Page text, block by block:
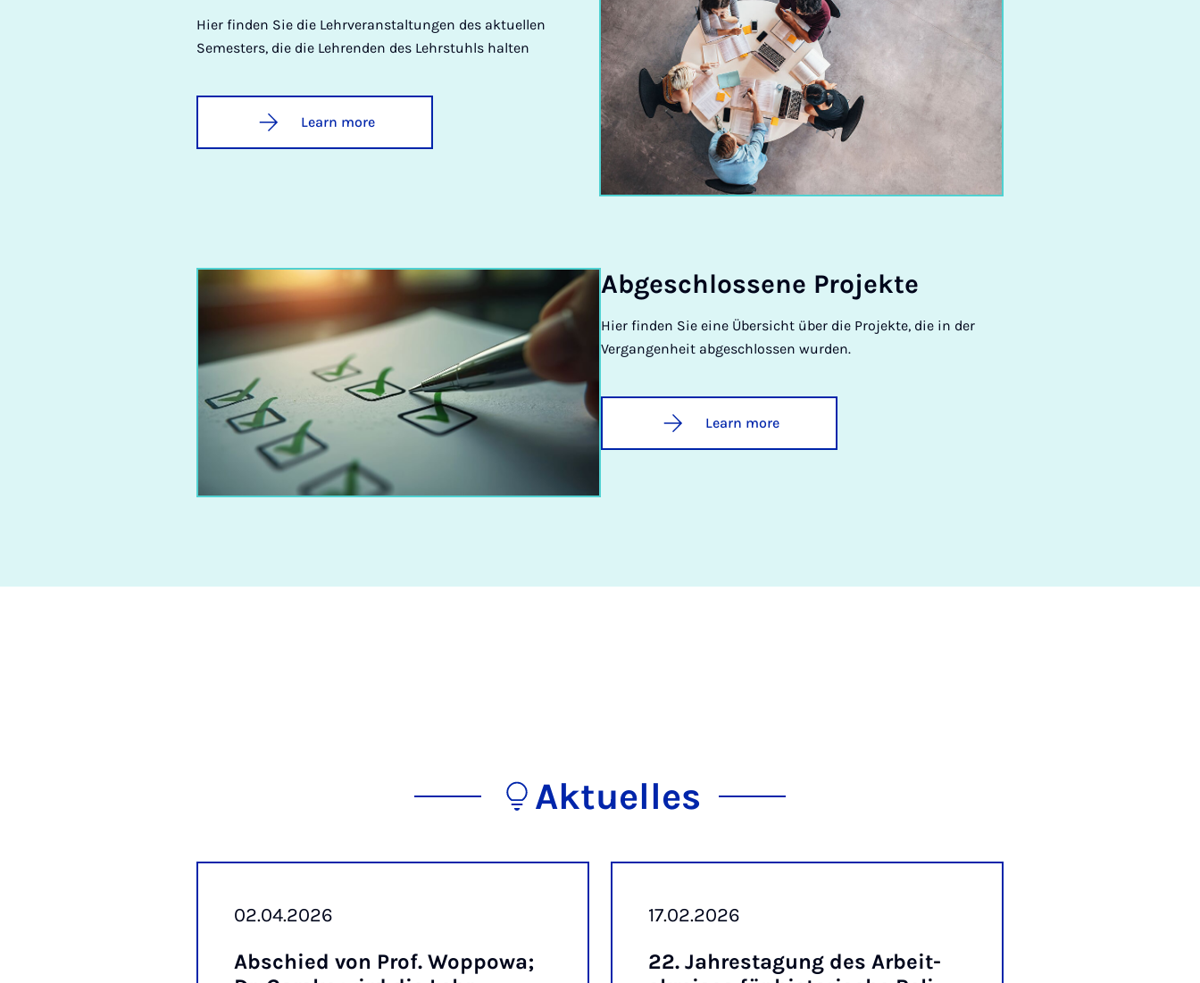
Hier finden Sie die Lehrveranstaltungen des aktuellen
Semesters, die die Lehrenden des Lehrstuhls halten
Learn more
Abgeschlossene Pro­jekte
Hier finden Sie eine Übersicht über die Projekte, die in der
Vergangenheit abgeschlossen wurden.
Learn more
Aktuelles
02.04.2026
Ab­schied von Prof. Wop­powa;
17.02.2026
22. Jahresta­gung des Arbeit­